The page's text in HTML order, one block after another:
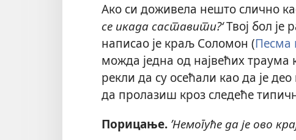
Ако си доживела нешто слично
се икада саставити?‘Твој бол је
написао је краљ Соломон (Песма
можда једна од највећих траума
рекли да су осећали као да је
да пролазиш кроз следеће
Порицање. ’Немогуће да је ово